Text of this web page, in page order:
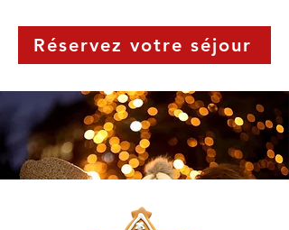
Réservez votre séjour